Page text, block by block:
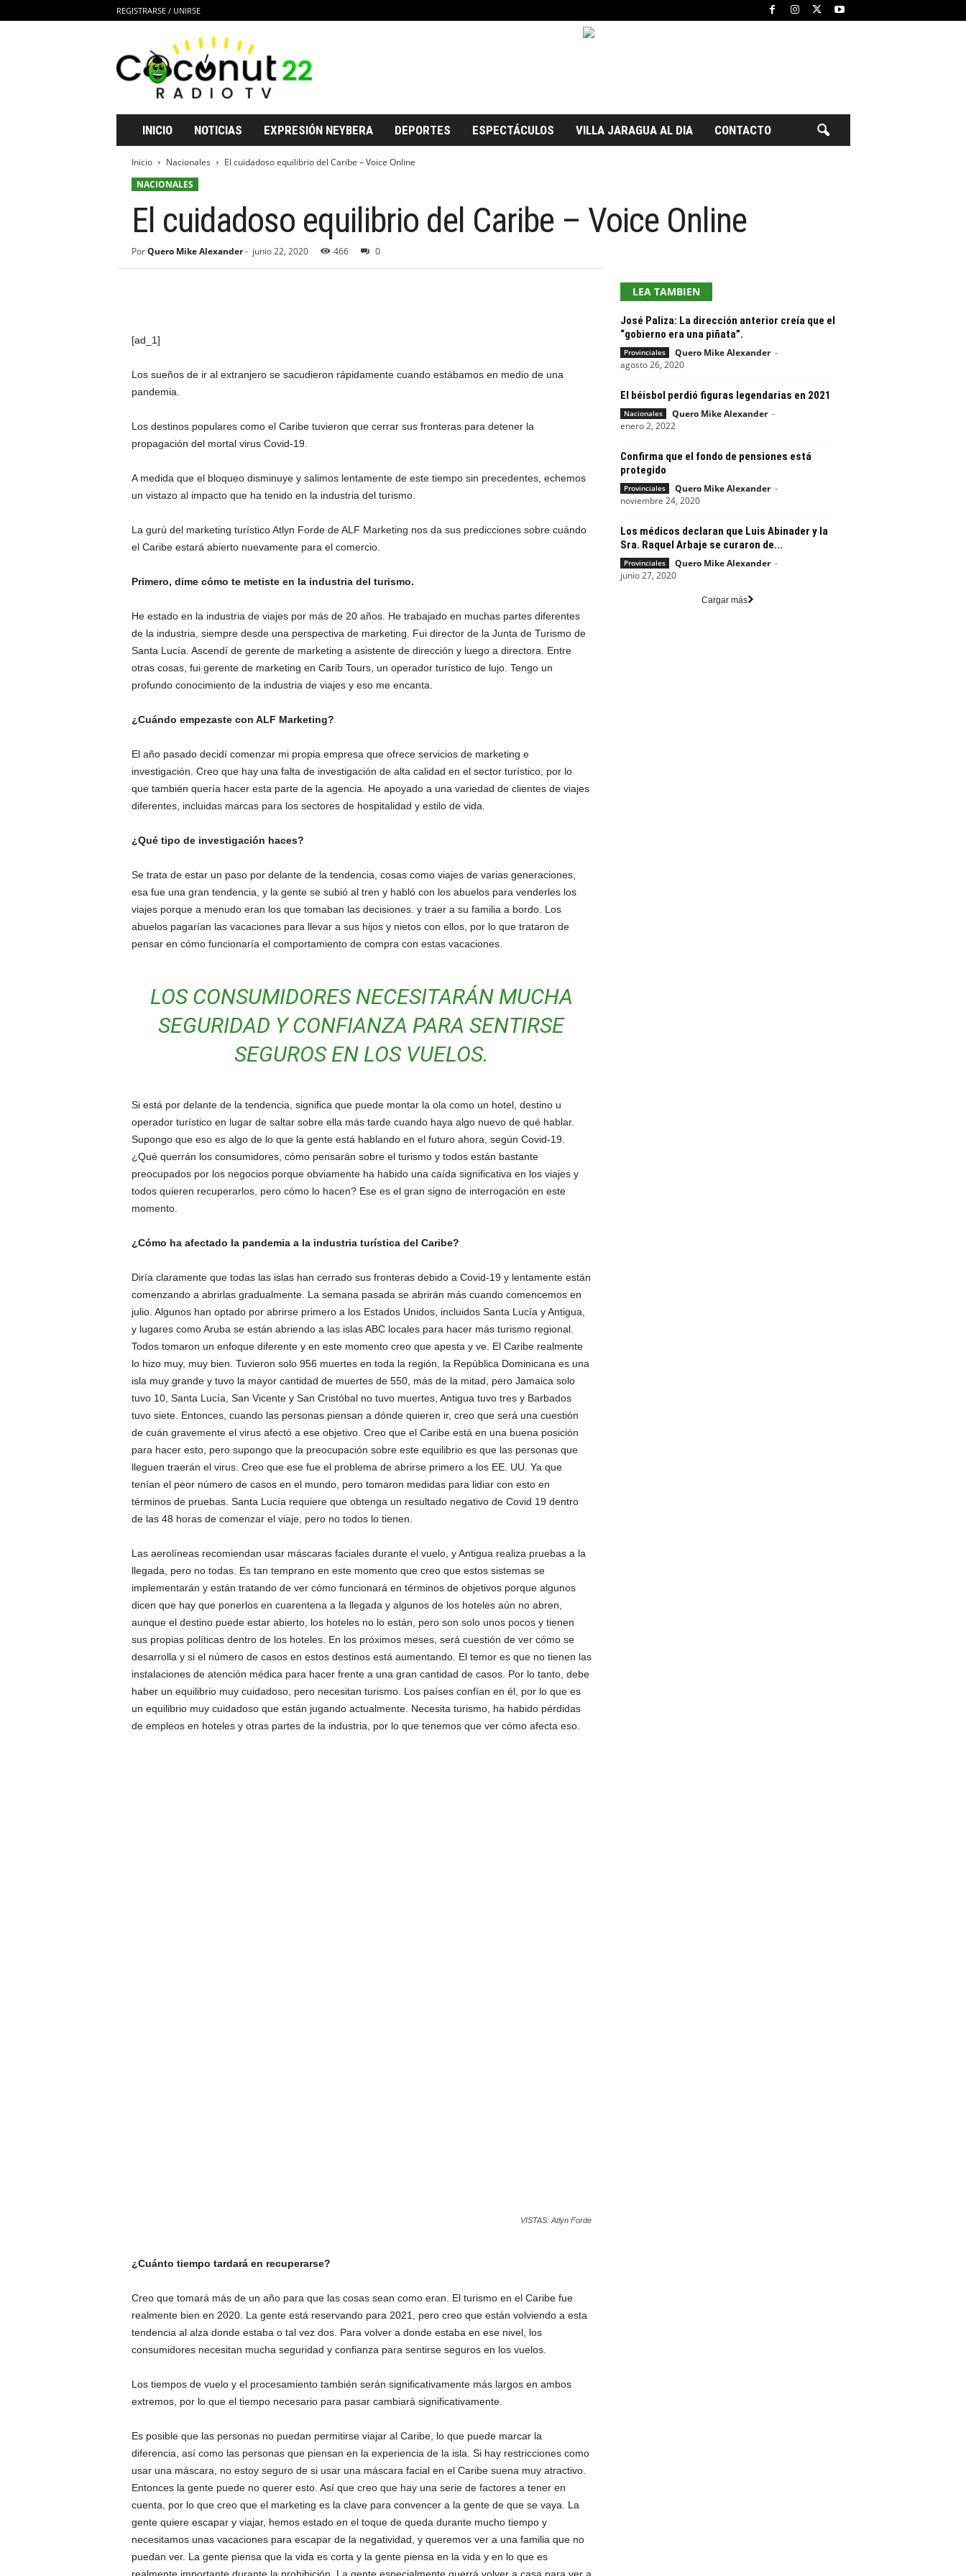
REGISTRARSE / UNIRSE
c
o
INICIO NOTICIAS EXPRESIÓN NEYBERA DEPORTES ESPECTÁCULOS VILLA JARAGUA AL DIA CONTACTO
Inicio Nacionales
El cuidadoso equilibrio del Caribe – Voice Online
NACIONALES
El cuidadoso equilibrio del Caribe – Voice Online
Por Quero Mike Alexander- junio 22, 2020 466 0
[ad_1]
Los sueños de ir al extranjero se sacudieron rápidamente cuando estábamos en medio de una
pandemia.
Los destinos populares como el Caribe tuvieron que cerrar sus fronteras para detener la
propagación del mortal virus Covid-19.
A medida que el bloqueo disminuye y salimos lentamente de este tiempo sin precedentes, echemos
un vistazo al impacto que ha tenido en la industria del turismo.
La gurú del marketing turístico Atlyn Forde de ALF Marketing nos da sus predicciones sobre cuándo
el Caribe estará abierto nuevamente para el comercio.
Primero, dime cómo te metiste en la industria del turismo.
He estado en la industria de viajes por más de 20 años. He trabajado en muchas partes diferentes
de la industria, siempre desde una perspectiva de marketing. Fui director de la Junta de Turismo de
Santa Lucía. Ascendí de gerente de marketing a asistente de dirección y luego a directora. Entre
otras cosas, fui gerente de marketing en Carib Tours, un operador turístico de lujo. Tengo un
profundo conocimiento de la industria de viajes y eso me encanta.
¿Cuándo empezaste con ALF Marketing?
El año pasado decidí comenzar mi propia empresa que ofrece servicios de marketing e
investigación. Creo que hay una falta de investigación de alta calidad en el sector turístico, por lo
que también quería hacer esta parte de la agencia. He apoyado a una variedad de clientes de viajes
diferentes, incluidas marcas para los sectores de hospitalidad y estilo de vida.
¿Qué tipo de investigación haces?
Se trata de estar un paso por delante de la tendencia, cosas como viajes de varias generaciones,
esa fue una gran tendencia, y la gente se subió al tren y habló con los abuelos para venderles los
viajes porque a menudo eran los que tomaban las decisiones. y traer a su familia a bordo. Los
abuelos pagarían las vacaciones para llevar a sus hijos y nietos con ellos, por lo que trataron de
pensar en cómo funcionaría el comportamiento de compra con estas vacaciones.
LOS CONSUMIDORES NECESITARÁN MUCHA
SEGURIDAD Y CONFIANZA PARA SENTIRSE
SEGUROS EN LOS VUELOS.
Si está por delante de la tendencia, significa que puede montar la ola como un hotel, destino u
operador turístico en lugar de saltar sobre ella más tarde cuando haya algo nuevo de qué hablar.
Supongo que eso es algo de lo que la gente está hablando en el futuro ahora, según Covid-19.
¿Qué querrán los consumidores, cómo pensarán sobre el turismo y todos están bastante
preocupados por los negocios porque obviamente ha habido una caída significativa en los viajes y
todos quieren recuperarlos, pero cómo lo hacen? Ese es el gran signo de interrogación en este
momento.
¿Cómo ha afectado la pandemia a la industria turística del Caribe?
Diría claramente que todas las islas han cerrado sus fronteras debido a Covid-19 y lentamente están
comenzando a abrirlas gradualmente. La semana pasada se abrirán más cuando comencemos en
julio. Algunos han optado por abrirse primero a los Estados Unidos, incluidos Santa Lucía y Antigua,
y lugares como Aruba se están abriendo a las islas ABC locales para hacer más turismo regional.
Todos tomaron un enfoque diferente y en este momento creo que apesta y ve. El Caribe realmente
lo hizo muy, muy bien. Tuvieron solo 956 muertes en toda la región, la República Dominicana es una
isla muy grande y tuvo la mayor cantidad de muertes de 550, más de la mitad, pero Jamaica solo
tuvo 10, Santa Lucía, San Vicente y San Cristóbal no tuvo muertes, Antigua tuvo tres y Barbados
tuvo siete. Entonces, cuando las personas piensan a dónde quieren ir, creo que será una cuestión
de cuán gravemente el virus afectó a ese objetivo. Creo que el Caribe está en una buena posición
para hacer esto, pero supongo que la preocupación sobre este equilibrio es que las personas que
lleguen traerán el virus. Creo que ese fue el problema de abrirse primero a los EE. UU. Ya que
tenían el peor número de casos en el mundo, pero tomaron medidas para lidiar con esto en
términos de pruebas. Santa Lucía requiere que obtenga un resultado negativo de Covid 19 dentro
de las 48 horas de comenzar el viaje, pero no todos lo tienen.
Las aerolíneas recomiendan usar máscaras faciales durante el vuelo, y Antigua realiza pruebas a la
llegada, pero no todas. Es tan temprano en este momento que creo que estos sistemas se
implementarán y están tratando de ver cómo funcionará en términos de objetivos porque algunos
dicen que hay que ponerlos en cuarentena a la llegada y algunos de los hoteles aún no abren,
aunque el destino puede estar abierto, los hoteles no lo están, pero son solo unos pocos y tienen
sus propias políticas dentro de los hoteles. En los próximos meses, será cuestión de ver cómo se
desarrolla y si el número de casos en estos destinos está aumentando. El temor es que no tienen las
instalaciones de atención médica para hacer frente a una gran cantidad de casos. Por lo tanto, debe
haber un equilibrio muy cuidadoso, pero necesitan turismo. Los países confían en él, por lo que es
un equilibrio muy cuidadoso que están jugando actualmente. Necesita turismo, ha habido pérdidas
de empleos en hoteles y otras partes de la industria, por lo que tenemos que ver cómo afecta eso.
VISTAS: Atlyn Forde
¿Cuánto tiempo tardará en recuperarse?
Creo que tomará más de un año para que las cosas sean como eran. El turismo en el Caribe fue
realmente bien en 2020. La gente está reservando para 2021, pero creo que están volviendo a esta
tendencia al alza donde estaba o tal vez dos. Para volver a donde estaba en ese nivel, los
consumidores necesitan mucha seguridad y confianza para sentirse seguros en los vuelos.
Los tiempos de vuelo y el procesamiento también serán significativamente más largos en ambos
extremos, por lo que el tiempo necesario para pasar cambiará significativamente.
Es posible que las personas no puedan permitirse viajar al Caribe, lo que puede marcar la
diferencia, así como las personas que piensan en la experiencia de la isla. Si hay restricciones como
usar una máscara, no estoy seguro de si usar una máscara facial en el Caribe suena muy atractivo.
Entonces la gente puede no querer esto. Así que creo que hay una serie de factores a tener en
cuenta, por lo que creo que el marketing es la clave para convencer a la gente de que se vaya. La
gente quiere escapar y viajar, hemos estado en el toque de queda durante mucho tiempo y
necesitamos unas vacaciones para escapar de la negatividad, y queremos ver a una familia que no
puedan ver. La gente piensa que la vida es corta y la gente piensa en la vida y en lo que es
LEA TAMBIEN
José Paliza: La dirección anterior creía que el
“gobierno era una piñata”.
Provinciales Quero Mike Alexander -
agosto 26, 2020
El béisbol perdió figuras legendarias en 2021
Nacionales Quero Mike Alexander -
enero 2, 2022
Confirma que el fondo de pensiones está
protegido
Provinciales Quero Mike Alexander -
noviembre 24, 2020
Los médicos declaran que Luis Abinader y la
Sra. Raquel Arbaje se curaron de...
Provinciales Quero Mike Alexander -
junio 27, 2020
Cargar más